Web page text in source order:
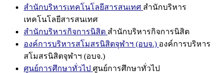
สำนักบริหารเทคโนโลยีสารสนเทศ สำนักบริหาร
เทคโนโลยีสารสนเทศ
สำนักบริหารกิจการนิสิต สำนักบริหารกิจการนิสิต
องค์การบริหารสโมสรนิสิตจุฬาฯ (อบจ.) องค์การบริหาร
สโมสรนิสิตจุฬาฯ (อบจ.)
ศูนย์การศึกษาทั่วไป ศูนย์การศึกษาทั่วไป